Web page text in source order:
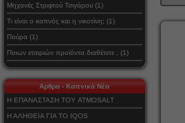
Μηχανές Στριφτού Τσιγάρου (1)
Τι είναι ο καπνός και η νικοτίνη; (1)
Πούρα (1)
Ποιων εταιριών προϊόντα διαθέτετε ; (1)
Αρθρα - Καπνικά Νέα
Η ΕΠΑΝΑΣΤΑΣΗ ΤΟΥ ATMOSALT
Η ΑΛΗΘΕΙΑ ΓΙΑ ΤΟ IQOS